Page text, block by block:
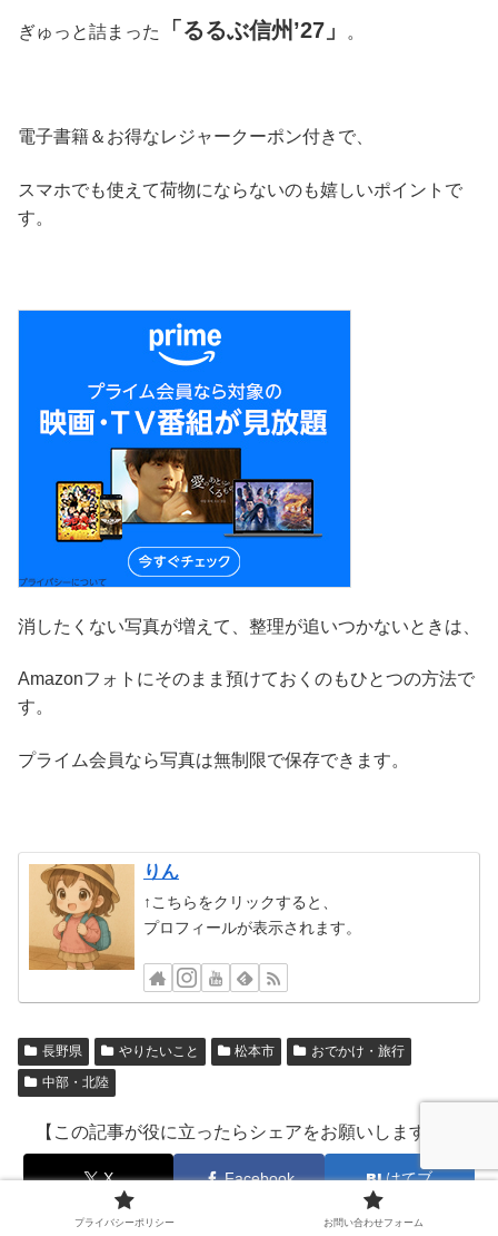
ぎゅっと詰まった 「るるぶ信州’27」 。
電子書籍＆お得なレジャークーポン付きで、
スマホでも使えて荷物にならないのも嬉しいポイントで
す。
消したくない写真が増えて、整理が追いつかないときは、
Amazonフォトにそのまま預けておくのもひとつの方法で
す。
プライム会員なら写真は無制限で保存できます。
りん
↑こちらをクリックすると、
プロフィールが表示されます。
長野県 やりたいこと 松本市
おでかけ・旅行
中部・北陸
【この記事が役に立ったらシェアをお願いします！】
X Facebook はてブ
LINE LinkedIn
プライバシーポリシー お問い合わせフォーム